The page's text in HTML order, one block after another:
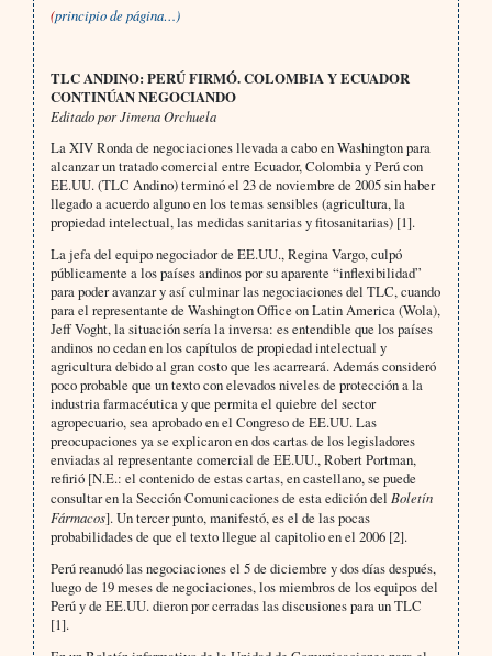
(principio de página…)
TLC ANDINO: PERÚ FIRMÓ. COLOMBIA Y ECUADOR
CONTINÚAN NEGOCIANDO
Editado por Jimena Orchuela
La XIV Ronda de negociaciones llevada a cabo en Washington para
alcanzar un tratado comercial entre Ecuador, Colombia y Perú con
EE.UU. (TLC Andino) terminó el 23 de noviembre de 2005 sin haber
llegado a acuerdo alguno en los temas sensibles (agricultura, la
propiedad intelectual, las medidas sanitarias y fitosanitarias) [1].
La jefa del equipo negociador de EE.UU., Regina Vargo, culpó
públicamente a los países andinos por su aparente “inflexibilidad”
para poder avanzar y así culminar las negociaciones del TLC, cuando
para el representante de Washington Office on Latin America (Wola),
Jeff Voght, la situación sería la inversa: es entendible que los países
andinos no cedan en los capítulos de propiedad intelectual y
agricultura debido al gran costo que les acarreará. Además consideró
poco probable que un texto con elevados niveles de protección a la
industria farmacéutica y que permita el quiebre del sector
agropecuario, sea aprobado en el Congreso de EE.UU. Las
preocupaciones ya se explicaron en dos cartas de los legisladores
enviadas al representante comercial de EE.UU., Robert Portman,
refirió [N.E.: el contenido de estas cartas, en castellano, se puede
consultar en la Sección Comunicaciones de esta edición del Boletín
Fármacos]. Un tercer punto, manifestó, es el de las pocas
probabilidades de que el texto llegue al capitolio en el 2006 [2].
Perúreanudó las negociaciones el 5 de diciembre y dos días después,
luego de 19 meses de negociaciones, los miembros de los equipos del
Perú y de EE.UU. dieron por cerradas las discusiones para un TLC
[1].